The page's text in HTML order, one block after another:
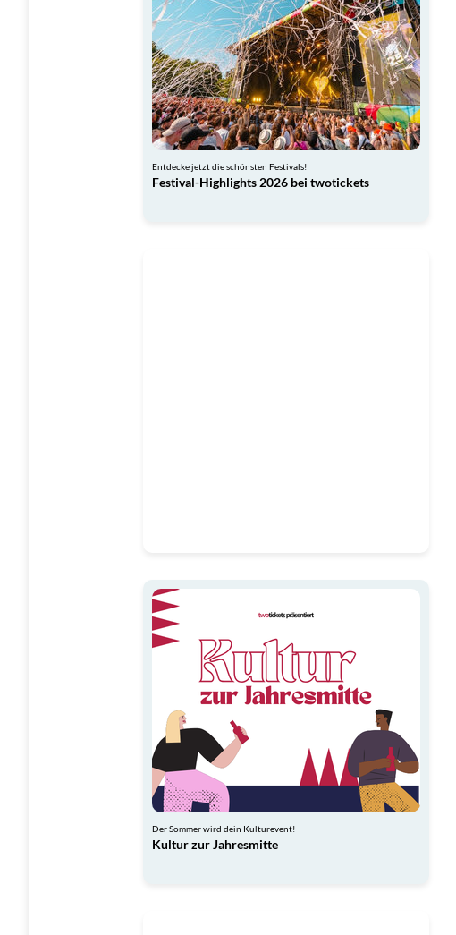
Entdecke jetzt die schönsten Festivals!
Festival-Highlights 2026 bei twotickets
Der Sommer wird dein Kulturevent!
Kultur zur Jahresmitte